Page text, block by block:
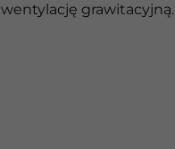
wentylację grawitacyjną.